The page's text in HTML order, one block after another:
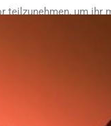
teilzunehmen, um